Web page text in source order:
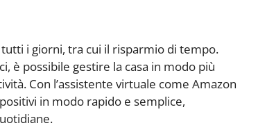
i giorni, tra cui il risparmio di tempo.
è possibile gestire la casa in modo più
Con l’assistente virtuale come Amazon
in modo rapido e semplice,